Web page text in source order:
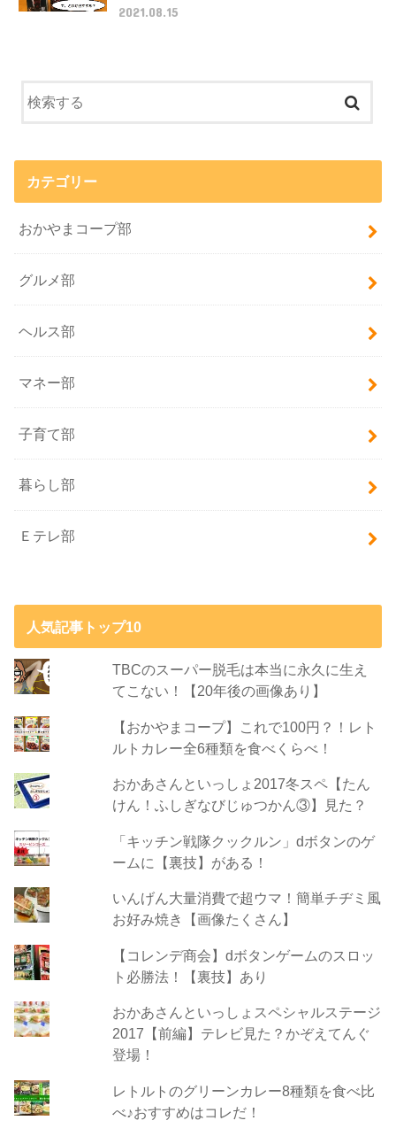
2021.08.15
カテゴリー
おかやまコープ部
グルメ部
ヘルス部
マネー部
子育て部
暮らし部
Ｅテレ部
人気記事トップ10
TBCのスーパー脱毛は本当に永久に生え
てこない！【20年後の画像あり】
【おかやまコープ】これで100円？！レト
ルトカレー全6種類を食べくらべ！
おかあさんといっしょ2017冬スペ【たん
けん！ふしぎなびじゅつかん③】見た？
「キッチン戦隊クックルン」dボタンのゲ
ームに【裏技】がある！
いんげん大量消費で超ウマ！簡単チヂミ風
お好み焼き【画像たくさん】
【コレンデ商会】dボタンゲームのスロッ
ト必勝法！【裏技】あり
おかあさんといっしょスペシャルステージ
2017【前編】テレビ見た？かぞえてんぐ
登場！
レトルトのグリーンカレー8種類を食べ比
べ♪おすすめはコレだ！